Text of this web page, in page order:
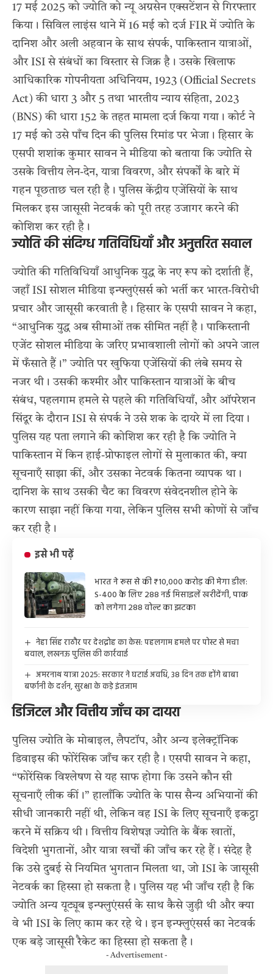
17 मई 2025 कोज्योति को न्यू अग्रसेन एक्सटेंशन से गिरफ्तार
किया । सिविल लाइंस थाने में 16 मई को दर्ज FIR में ज्योति के
दानिश और अली अहवान के साथ संपर्क, पाकिस्तान यात्राओं,
और ISI से संबंधों का विस्तार से जिक्र है। उसके खिलाफ
आधिकारिक गोपनीयता अधिनियम, 1923 (Official Secrets
Act) की धारा 3 और 5 तथा भारतीय न्याय संहिता, 2023
(BNS) की धारा 152 के तहत मामला दर्ज किया गया। कोर्ट ने
17 मई को उसे पाँच दिन की पुलिस रिमांड पर भेजा। हिसार के
एसपी शशांक कुमार सावन ने मीडिया को बताया कि ज्योति से
उसके वित्तीय लेन-देन, यात्रा विवरण, और संपर्कों के बारे में
गहन पूछताछ चल रही है। पुलिस केंद्रीय एजेंसियों के साथ
मिलकर इस जासूसी नेटवर्क को पूरी तरह उजागर करने की
कोशिश कर रही है।
ज्योति की संदिग्ध गतिविधियाँ और अनुत्तरित सवाल
ज्योति की गतिविधियाँ आधुनिक युद्ध के नए रूप को दर्शाती हैं,
जहाँ ISI सोशल मीडिया इन्फ्लुएंसर्स को भर्ती कर भारत-विरोधी
प्रचार और जासूसी करवाती है। हिसार के एसपी सावन ने कहा,
“आधुनिक युद्ध अब सीमाओं तक सीमित नहीं है। पाकिस्तानी
एजेंट सोशल मीडिया के जरिए प्रभावशाली लोगों को अपने जाल
में फँसाते हैं।” ज्योति पर खुफिया एजेंसियों की लंबे समय से
नजर थी। उसकी कश्मीर और पाकिस्तान यात्राओं के बीच
संबंध, पहलगाम हमले से पहले की गतिविधियाँ, और ऑपरेशन
सिंदूर के दौरान ISI से संपर्क ने उसे शक के दायरे में ला दिया।
पुलिस यह पता लगाने की कोशिश कर रही है कि ज्योति ने
पाकिस्तान में किन हाई-प्रोफाइल लोगों से मुलाकात की, क्या
सूचनाएँ साझा कीं, और उसका नेटवर्क कितना व्यापक था।
दानिश के साथ उसकी चैट का विवरण संवेदनशील होने के
कारण साझा नहीं किया गया, लेकिन पुलिस सभी कोणों से जाँच
कर रही है।
इसे भी पढ़ें
भारत ने रूस से की ₹10,000 करोड़ की मेगा डील:
S-400 के लिए 288 नई मिसाइलें खरीदेंगी, पाक
को लगेगा 288 वोल्ट का झटका
नेहा सिंह राठौर पर देशद्रोह का केस: पहलगाम हमले पर पोस्ट से मचा
बवाल, लखनऊ पुलिस की कार्रवाई
अमरनाथ यात्रा 2025: सरकार ने घटाई अवधि, 38 दिन तक होंगे बाबा
बर्फानी के दर्शन, सुरक्षा के कड़े इंतजाम
डिजिटल और वित्तीय जाँच का दायरा
पुलिस ज्योति के मोबाइल, लैपटॉप, और अन्य इलेक्ट्रॉनिक
डिवाइस की फोरेंसिक जाँच कर रही है। एसपी सावन ने कहा,
“फोरेंसिक विश्लेषण से यह साफ होगा कि उसने कौन सी
सूचनाएँ लीक कीं।” हालाँकि ज्योति के पास सैन्य अभियानों की
सीधी जानकारी नहीं थी, लेकिन वह ISI के लिए सूचनाएँ इकट्ठा
करने में सक्रिय थी। वित्तीय विशेषज्ञ ज्योति के बैंक खातों,
विदेशी भुगतानों, और यात्रा खर्चों की जाँच कर रहे हैं। संदेह है
कि उसे दुबई से नियमित भुगतान मिलता था, जो ISI के जासूसी
नेटवर्क का हिस्सा हो सकता है। पुलिस यह भी जाँच रही है कि
ज्योति अन्य यूट्यूब इन्फ्लुएंसर्स के साथ कैसे जुड़ी थी और क्या
वे भी ISI के लिए काम कर रहे थे। इन इन्फ्लुएंसर्स का नेटवर्क
एक बड़े जासूसी रैकेट का हिस्सा हो सकता है।
- Advertisement -